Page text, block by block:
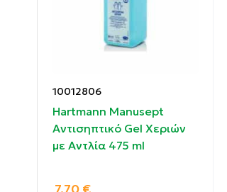
10012806
Hartmann Manusept
Αντισηπτικό Gel Χεριών
με Αντλία 475 ml